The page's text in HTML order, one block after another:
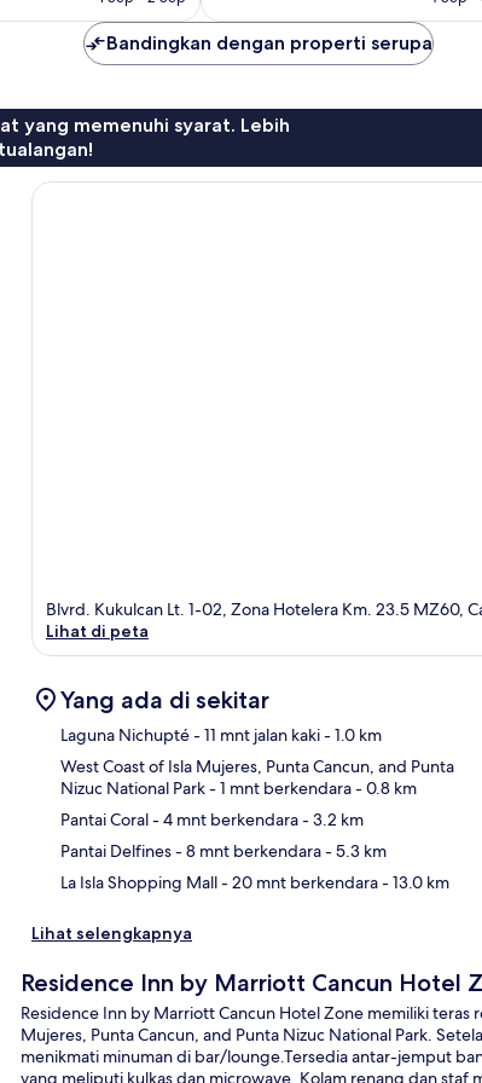
Bandingkan dengan properti serupa
yang memenuhi syarat. Lebih
Blvrd. Kukulcan Lt. 1-02, Zona Hotelera Km. 23.5 MZ60,
Lihat di peta
Yang ada di sekitar
Laguna Nichupté- 11 mnt jalan kaki- 1.0 km
West Coast of Isla Mujeres, Punta Cancun, and Punta
Nizuc National Park- 1 mnt berkendara- 0.8 km
Pantai Coral- 4 mnt berkendara- 3.2 km
Pantai Delfines- 8 mnt berkendara- 5.3 km
La Isla Shopping Mall- 20 mnt berkendara- 13.0 km
Lihat selengkapnya
Residence Inn by Marriott Cancun Hotel
Residence Inn by Marriott Cancun Hotel Zone memiliki
Mujeres, Punta Cancun, and Punta Nizuc National Park.
menikmati minuman di bar/lounge.Tersedia antar-jemput
yang meliputi kulkas dan microwave. Kolam renang dan staf